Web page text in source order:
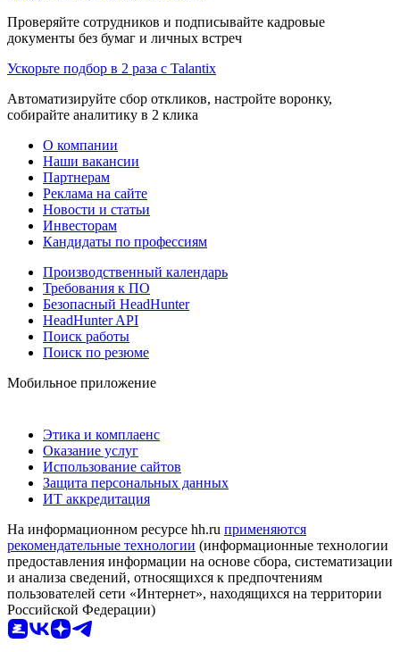
Проверяйте сотрудников и подписывайте кадровые
документы без бумаг и личных встреч
Ускорьте подбор в 2 раза с Talantix
Автоматизируйте сбор откликов, настройте воронку,
собирайте аналитику в 2 клика
О компании
Наши вакансии
Партнерам
Реклама на сайте
Новости и статьи
Инвесторам
Кандидаты по профессиям
Производственный календарь
Требования к ПО
Безопасный HeadHunter
HeadHunter API
Поиск работы
Поиск по резюме
Мобильное приложение
Этика и комплаенс
Оказание услуг
Использование сайтов
Защита персональных данных
ИТ аккредитация
На информационном ресурсе hh.ru применяются
рекомендательные технологии (информационные технологии
предоставления информации на основе сбора, систематизации
и анализа сведений, относящихся к предпочтениям
пользователей сети «Интернет», находящихся на территории
Российской Федерации)